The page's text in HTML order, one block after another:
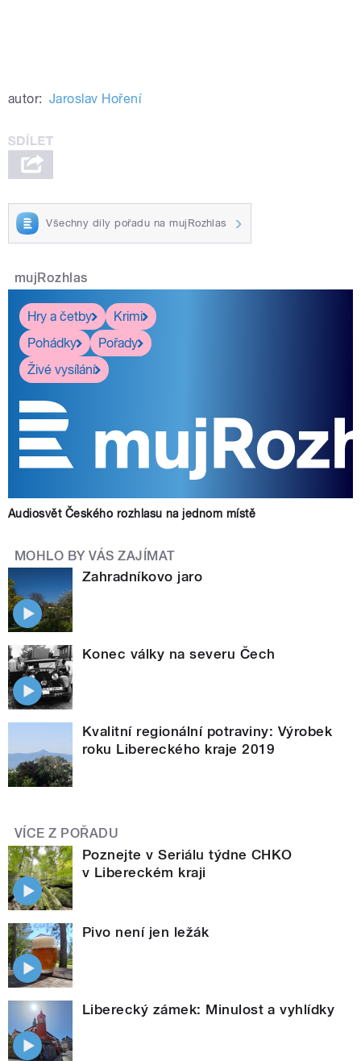
autor: Jaroslav Hoření
Všechny díly pořadu na mujRozhlas
mujRozhlas
Hry a četby
Krimi
Pohádky
Pořady
Živé vysílání
Audiosvět Českého rozhlasu na jednom místě
MOHLO BY VÁS ZAJÍMAT
Zahradníkovo jaro
Konec války na severu Čech
Kvalitní regionální potraviny: Výrobek
roku Libereckého kraje 2019
VÍCE Z POŘADU
Poznejte v Seriálu týdne CHKO
v Libereckém kraji
Pivo není jen ležák
Liberecký zámek: Minulost a vyhlídky